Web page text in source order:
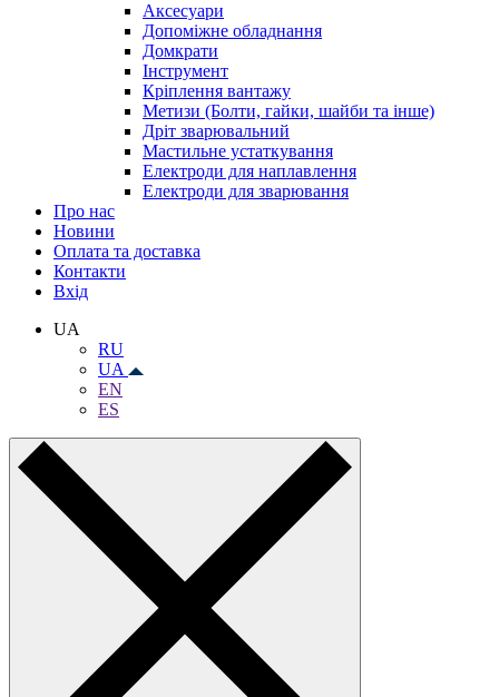
Аксесуари
Допоміжне обладнання
Домкрати
Інструмент
Кріплення вантажу
Метизи (Болти, гайки, шайби та інше)
Дріт зварювальний
Мастильне устаткування
Електроди для наплавлення
Електроди для зварювання
Про нас
Новини
Оплата та доставка
Контакти
Вхiд
UA
RU
UA
EN
ES